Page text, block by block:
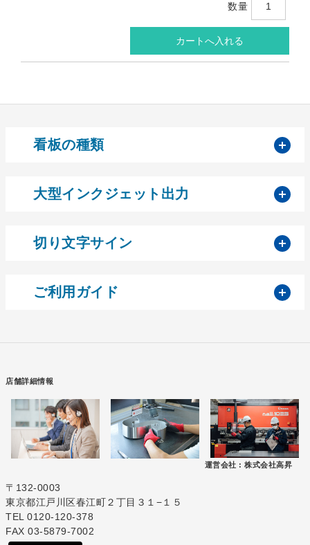
数量
看板の種類
大型インクジェット出力
切り文字サイン
ご利用ガイド
店舗詳細情報
運営会社 : 株式会社高昇
〒132-0003
東京都江戸川区春江町２丁目３１−１５
TEL 0120-120-378
FAX 03-5879-7002